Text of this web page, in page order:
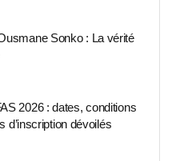
Sonko : La vérité
2026 : dates, conditions
d’inscription dévoilés